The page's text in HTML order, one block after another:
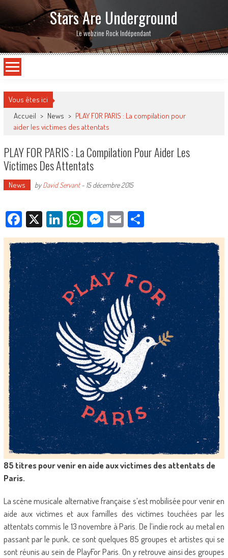
Stars Are Underground
Le webzine Rock Indépendant
Vous êtes ici
Accueil > News > PLAY FOR PARIS : La compilation pour
aider les victimes des attentats
PLAY FOR PARIS : La Compilation Pour Aider Les
Victimes Des Attentats
News byDavid Servant- 15 décembre 2015
Facebook
X LinkedIn
WhatsApp
Messenger
EmailPartager
85 titres pour venir en aide aux victimes des attentats de
Paris.
La scène musicale alternative française s’est mobilisée pour venir en
aide aux victimes et aux familles des victimes touchées par les
attentats commis le 13 novembre à Paris. De l’indie rock au metal en
passant par le punk, ce sont quelques 85 groupes et artistes qui se
sont réunis au sein de PlayFor Paris. On y retrouve ainsi des groupes